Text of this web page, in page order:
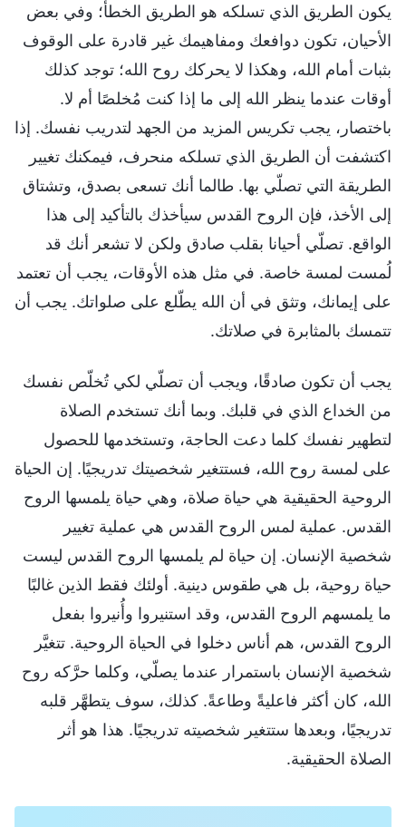
يكون الطريق الذي تسلكه هو الطريق الخطأ؛ وفي بعض
الأحيان، تكون دوافعك ومفاهيمك غير قادرة على الوقوف
بثبات أمام الله، وهكذا لا يحركك روح الله؛ توجد كذلك
أوقات عندما ينظر الله إلى ما إذا كنت مُخلصًا أم لا.
باختصار، يجب تكريس المزيد من الجهد لتدريب نفسك. إذا
اكتشفت أن الطريق الذي تسلكه منحرف، فيمكنك تغيير
الطريقة التي تصلّي بها. طالما أنك تسعى بصدق، وتشتاق
إلى الأخذ، فإن الروح القدس سيأخذك بالتأكيد إلى هذا
الواقع. تصلّي أحيانا بقلب صادق ولكن لا تشعر أنك قد
لُمست لمسة خاصة. في مثل هذه الأوقات، يجب أن تعتمد
على إيمانك، وتثق في أن الله يطّلع على صلواتك. يجب أن
تتمسك بالمثابرة في صلاتك.
يجب أن تكون صادقًا، ويجب أن تصلّي لكي تُخلّص نفسك
من الخداع الذي في قلبك. وبما أنك تستخدم الصلاة
لتطهير نفسك كلما دعت الحاجة، وتستخدمها للحصول
على لمسة روح الله، فستتغير شخصيتك تدريجيًا. إن الحياة
الروحية الحقيقية هي حياة صلاة، وهي حياة يلمسها الروح
القدس. عملية لمس الروح القدس هي عملية تغيير
شخصية الإنسان. إن حياة لم يلمسها الروح القدس ليست
حياة روحية، بل هي طقوس دينية. أولئك فقط الذين غالبًا
ما يلمسهم الروح القدس، وقد استنيروا وأُنيروا بفعل
الروح القدس، هم أناس دخلوا في الحياة الروحية. تتغيَّر
شخصية الإنسان باستمرار عندما يصلّي، وكلما حرَّكه روح
الله، كان أكثر فاعليةً وطاعةً. كذلك، سوف يتطهَّر قلبه
تدريجيًا، وبعدها ستتغير شخصيته تدريجيًا. هذا هو أثر
الصلاة الحقيقية.